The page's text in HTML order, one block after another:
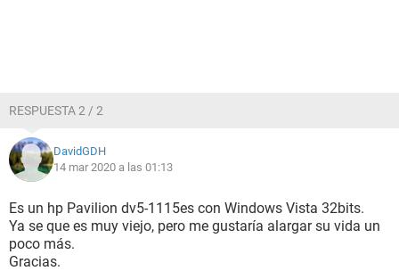
RESPUESTA 2 / 2
DavidGDH
14 mar 2020 a las 01:13
Es un hp Pavilion dv5-1115es con Windows Vista 32bits.
Ya se que es muy viejo, pero me gustaría alargar su vida un
poco más.
Gracias.